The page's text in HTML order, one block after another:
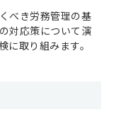
べき労務管理の基
対応策について演
取り組みます。